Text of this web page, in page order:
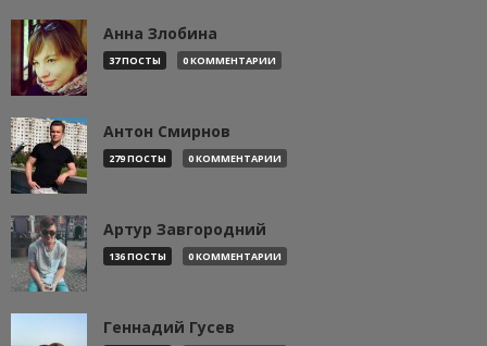
Анна Злобина
37 ПОСТЫ 0 КОММЕНТАРИИ
Антон Смирнов
279 ПОСТЫ 0 КОММЕНТАРИИ
Артур Завгородний
136 ПОСТЫ 0 КОММЕНТАРИИ
Геннадий Гусев